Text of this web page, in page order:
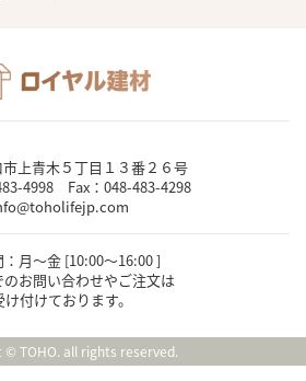
上青木５丁目１３番２６号
4998 Fax：048-483-4298
月～金 [10:00〜16:00 ]
のお問い合わせやご注文は
付けております。
© TOHO. all rights reserved.